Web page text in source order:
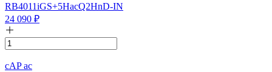
RB4011iGS+5HacQ2HnD-IN
24 090 ₽
cAP ac